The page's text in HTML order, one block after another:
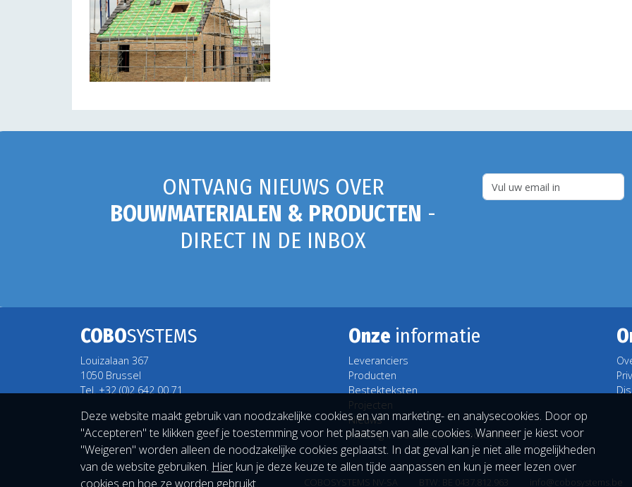
ONTVANG NIEUWS OVER
BOUWMATERIALEN & PRODUCTEN -
DIRECT IN DE INBOX
COBOSYSTEMS
Louizalaan 367
1050 Brussel
Tel. +32 (0)2 642 00 71
Onze informatie
Leveranciers
Producten
Bestekteksten
Projecten
Nieuws
Indeling in bouwdelen en bouwloten
COBOSYSTEMS NV-SA BTW: BE 0437.812.963 info@cobosystems.be
Deze website maakt gebruik van noodzakelijke cookies en van marketing- en analysecookies. Door op
"Accepteren" te klikken geef je toestemming voor het plaatsen van alle cookies. Wanneer je kiest voor
"Weigeren" worden alleen de noodzakelijke cookies geplaatst. In dat geval kan je niet alle mogelijkheden
van de website gebruiken. Hier kun je deze keuze te allen tijde aanpassen en kun je meer lezen over
cookies en hoe ze worden gebruikt.